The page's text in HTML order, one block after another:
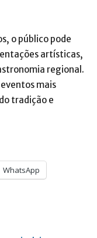
o público pode
artísticas,
regional.
mais
tradição e
WhatsApp